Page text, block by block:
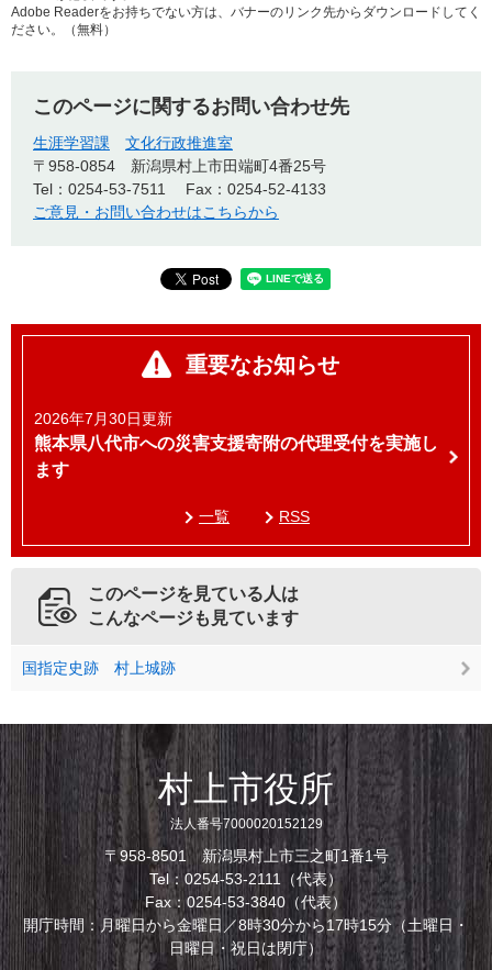
Adobe Readerをお持ちでない方は、バナーのリンク先からダウンロードしてく
ださい。（無料）
このページに関するお問い合わせ先
生涯学習課
文化行政推進室
〒958-0854
新潟県村上市田端町4番25号
Tel：0254-53-7511
Fax：0254-52-4133
ご意見・お問い合わせはこちらから
重要なお知らせ
2026年7月30日更新
熊本県八代市への災害支援寄附の代理受付を実施し
ます
一覧 RSS
このページを見ている人は
こんなページも見ています
国指定史跡 村上城跡
村上市役所
法人番号7000020152129
〒958-8501 新潟県村上市三之町1番1号
Tel：0254-53-2111（代表）
Fax：0254-53-3840（代表）
開庁時間：月曜日から金曜日／8時30分から17時15分（土曜日・
日曜日・祝日は閉庁）